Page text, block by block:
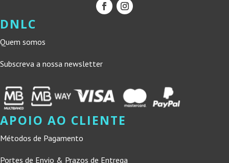
DNLC
Quem somos
Subscreva a nossa newsletter
APOIO AO CLIENTE
Métodos de Pagamento
Portes de Envio & Prazos de Entrega